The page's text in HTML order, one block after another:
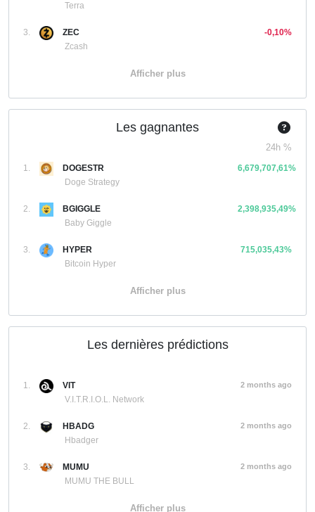
Terra
3.
ZEC
Zcash
-0,10%
Afficher plus
Les gagnantes
24h %
1.
DOGESTR
Doge Strategy
6,679,707,61%
2.
BGIGGLE
Baby Giggle
2,398,935,49%
3.
HYPER
Bitcoin Hyper
715,035,43%
Afficher plus
Les dernières prédictions
1.
VIT
V.I.T.R.I.O.L. Network
2 months ago
2.
HBADG
Hbadger
2 months ago
3.
MUMU
MUMU THE BULL
2 months ago
Afficher plus